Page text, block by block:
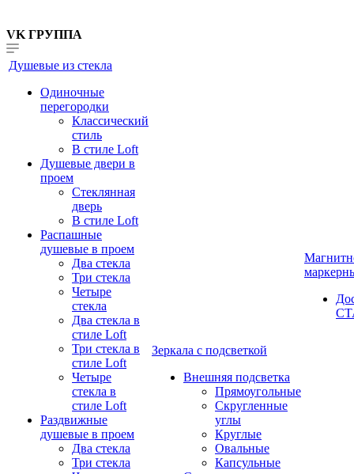
VK ГРУППА
Душевые из стекла
Одиночные
перегородки
Классический
стиль
В стиле Loft
Душевые двери в
проем
Стеклянная
дверь
В стиле Loft
Распашные
душевые в проем
Два стекла
Три стекла
Четыре
стекла
Два стекла в
стиле Loft
Три стекла в
стиле Loft
Четыре
стекла в
стиле Loft
Раздвижные
душевые в проем
Два стекла
Три стекла
Зеркала с подсветкой
Внешняя подсветка
Прямоугольные
Скругленные
углы
Круглые
Овальные
Капсульные